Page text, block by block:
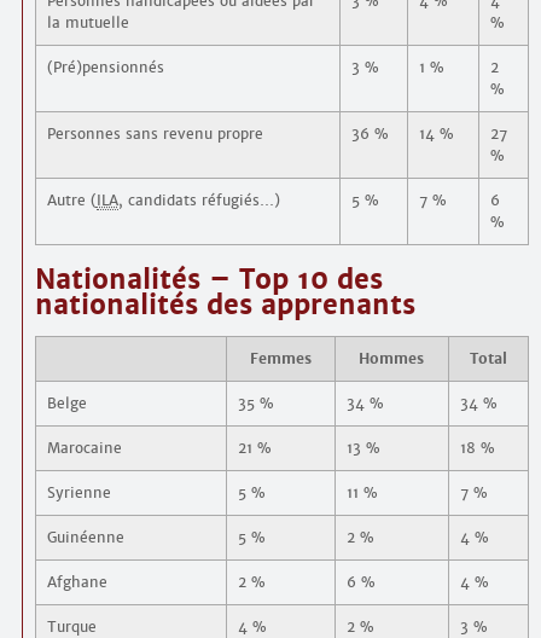
la mutuelle
%
(Pré)pensionnés 3 % 1 %
2
%
Personnes sans revenu propre 36 % 14 %
27
%
Autre (ILA, candidats réfugiés…) 5 % 7 %
6
%
Nationalités – Top 10 des
nationalités des apprenants
Femmes Hommes Total
Belge 35 % 34 % 34 %
Marocaine 21 % 13 % 18 %
Syrienne 5 % 11 % 7 %
Guinéenne 5 % 2 % 4 %
Afghane 2 % 6 % 4 %
Turque 4 % 2 % 3 %